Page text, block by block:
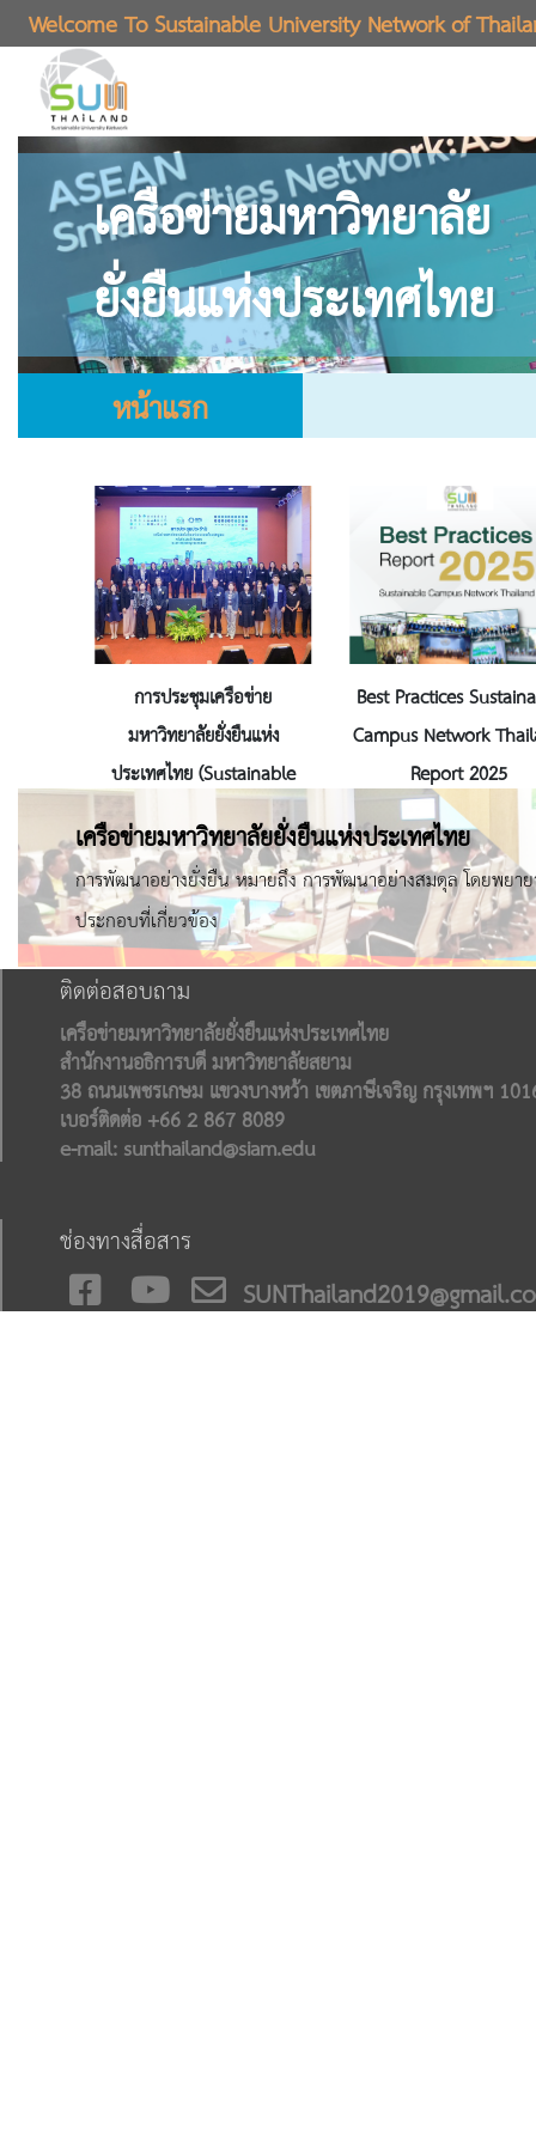
Welcome To Sustainable University Network of
เครือข่ายมหาวิทยาลัย
ยั่งยืนแห่งประเทศไทย
หน้าแรก
การประชุมเครือข่าย
มหาวิทยาลัยยั่งยืนแห่ง
ประเทศไทย (Sustainable
Thailand: SUN Thai
Best Practices
Campus Network
Report 2025
เครือข่ายมหาวิทยาลัยยั่งยืนแห่งประเทศไทย
การพัฒนาอย่างยั่งยืน หมายถึง การพัฒนาอย่างสมดุล โดยพยา
ประกอบที่เกี่ยวข้อง
ติดต่อสอบถาม
เครือข่ายมหาวิทยาลัยยั่งยืนแห่งประเทศไทย
สำนักงานอธิการบดี มหาวิทยาลัยสยาม
38 ถนนเพชรเกษม แขวงบางหว้า เขตภาษีเจริญ กรุงเทพฯ
เบอร์ติดต่อ +66 2 867 8089
e-mail: sunthailand@siam.edu
ช่องทางสื่อสาร